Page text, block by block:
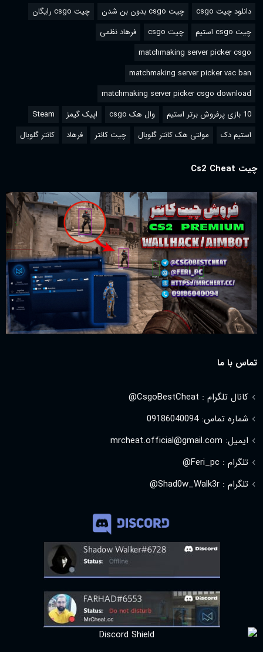
دانلود چیت csgo چیت csgo بدون بن شدن
چیت csgo رایگان
چیت csgo استیم
چیت csgo
فرهاد نظمی
matchmaking server picker csgo
matchmaking server picker vac ban
matchmaking server picker csgo download
10 بازی پرفروش برتر استیم
وال هک csgo اپیک گیمز
Steam
استیم دک
مولتی هک کانتر گلوبال چیت کانتر فرهاد کانتر گلوبال
چیت Cs2 Cheat
تماس با ما
کانال تلگرام : CsgoBestCheat@
شماره تماس: 09186040094
ایمیل: mrcheat.official@gmail.com
تلگرام : Feri_pc@
تلگرام : Shad0w_Walk3r@